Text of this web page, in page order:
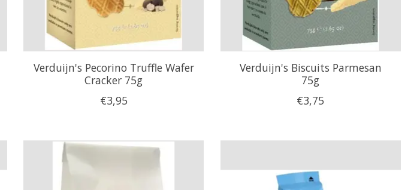
Verduijn's Pecorino Truffle Wafer
Cracker 75g
€3,95
Verduijn's Biscuits Parmesan
75g
€3,75